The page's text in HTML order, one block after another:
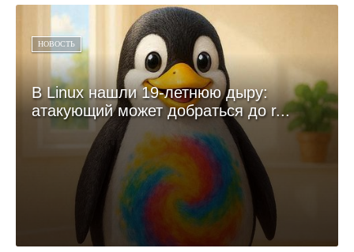
НОВОСТЬ
В Linux нашли 19-летнюю дыру:
атакующий может добраться до r...